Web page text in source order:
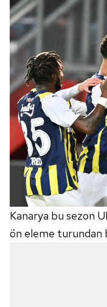
Kanarya bu sezon
ön eleme turundan